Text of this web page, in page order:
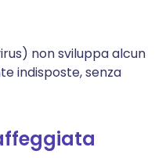
non sviluppa alcun
indisposte, senza